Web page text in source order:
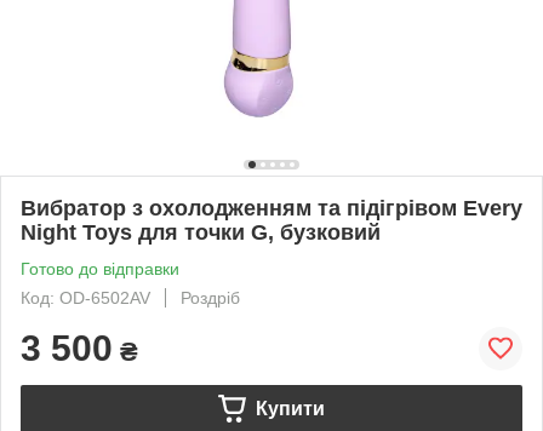
Вибратор з охолодженням та підігрівом Every
Night Toys для точки G, бузковий
Готово до відправки
Код: OD-6502AV
Роздріб
3 500 ₴
Купити